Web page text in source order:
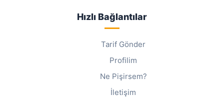
Hızlı Bağlantılar
Tarif Gönder
Profilim
Ne Pişirsem?
İletişim